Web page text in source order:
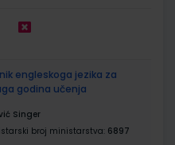
engleskoga jezika za
godina učenja
Singer
broj ministarstva: 6897